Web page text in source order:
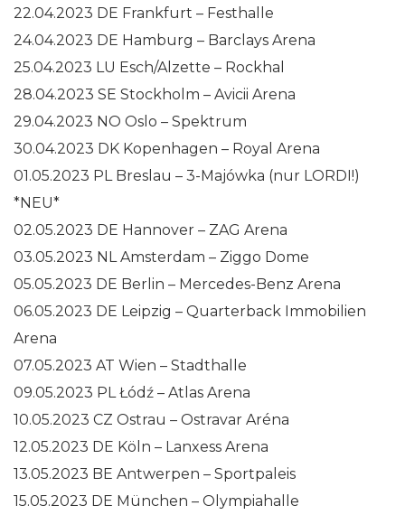
22.04.2023 DE Frankfurt – Festhalle
24.04.2023 DE Hamburg – Barclays Arena
25.04.2023 LU Esch/Alzette – Rockhal
28.04.2023 SE Stockholm – Avicii Arena
29.04.2023 NO Oslo – Spektrum
30.04.2023 DK Kopenhagen – Royal Arena
01.05.2023 PL Breslau – 3-Majówka (nur LORDI!)
*NEU*
02.05.2023 DE Hannover – ZAG Arena
03.05.2023 NL Amsterdam – Ziggo Dome
05.05.2023 DE Berlin – Mercedes-Benz Arena
06.05.2023 DE Leipzig – Quarterback Immobilien
Arena
07.05.2023 AT Wien – Stadthalle
09.05.2023 PL Łódź – Atlas Arena
10.05.2023 CZ Ostrau – Ostravar Aréna
12.05.2023 DE Köln – Lanxess Arena
13.05.2023 BE Antwerpen – Sportpaleis
15.05.2023 DE München – Olympiahalle